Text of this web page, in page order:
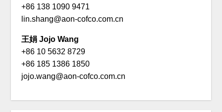
+86 138 1090 9471
lin.shang@aon-cofco.com.cn
王娟 Jojo Wang
+86 10 5632 8729
+86 185 1386 1850
jojo.wang@aon-cofco.com.cn